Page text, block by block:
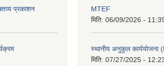
प्रकाशन
MTEF
मिति: 06/09/2026 -
स्थानीय अनुकुल कार्ययोजना
मिति: 07/27/2025 -